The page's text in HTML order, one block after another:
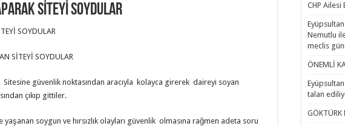
SİTEYİ SOYDULAR
SOYDULAR
SİTEYİ SOYDULAR
Sitesine güvenlik noktasından aracıyla kolayca girerek daireyi soyan
çıkıp gittiler.
soygun ve hırsızlık olayları güvenlik olmasına rağmen adeta soru
CHP Ailesi
Nemutlu
meclis
ÖNEMLİ
talan
GÖKTÜRK